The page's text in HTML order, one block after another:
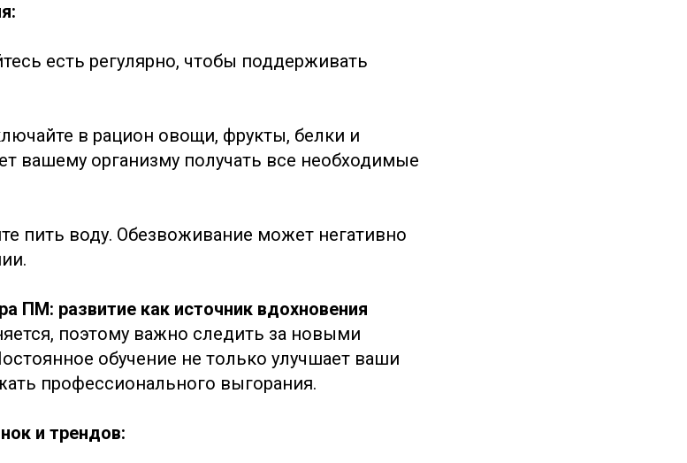
есть регулярно, чтобы поддерживать
в рацион овощи, фрукты, белки и
вашему организму получать все необходимые
пить воду. Обезвоживание может негативно
ПМ: развитие как источник вдохновения
поэтому важно следить за новыми
обучение не только улучшает ваши
профессионального выгорания.
и трендов: